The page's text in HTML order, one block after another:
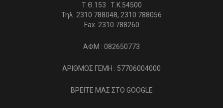
Τ.Θ.153 Τ.Κ.54500
Τηλ. 2310 788048, 2310 788056
Fax. 2310 788260
ΑΦΜ : 082650773
ΑΡΙΘΜΟΣ ΓΕΜΗ : 57706004000
ΒΡΕΙΤΕ ΜΑΣ ΣΤΟ GOOGLE